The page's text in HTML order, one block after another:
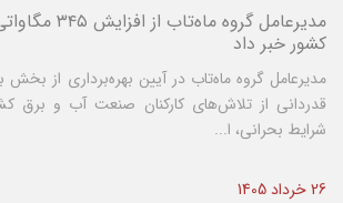
مدیرعامل گروه
کشور خبر داد
مدیرعامل گروه ماه‌تاب در آیین بهره‌برداری از بخش
قدردانی از تلاش‌های کارکنان صنعت آب و برق
شرایط بحرانی، ا...
26 خرداد 1405